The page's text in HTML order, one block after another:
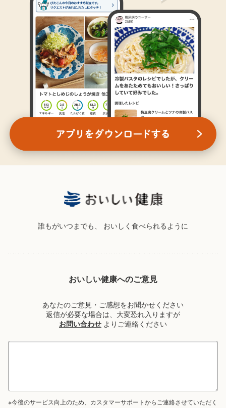
誰もがいつまでも、 おいしく食べられるように
おいしい健康へのご意見
あなたのご意見・ご感想をお聞かせください
返信が必要な場合は、大変恐れ入りますが
お問い合わせ よりご連絡ください
※今後のサービス向上のため、カスタマーサポートからご連絡させていただく